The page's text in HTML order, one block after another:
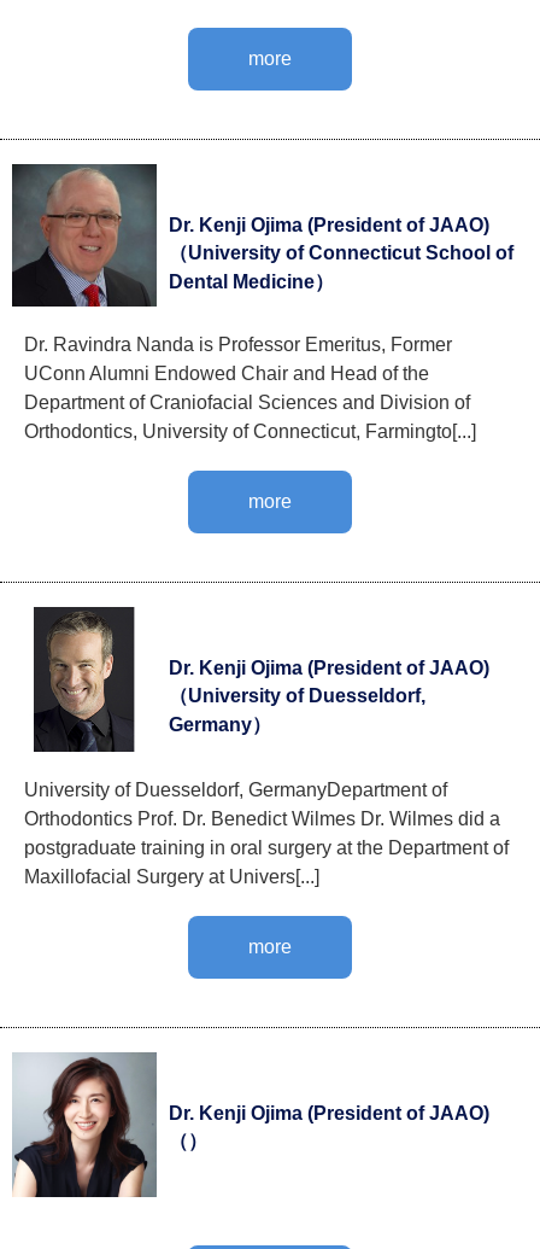
more
Dr. Kenji Ojima (President of JAAO)
（University of Connecticut School of
Dental Medicine）
Dr. Ravindra Nanda is Professor Emeritus, Former
UConn Alumni Endowed Chair and Head of the
Department of Craniofacial Sciences and Division of
Orthodontics, University of Connecticut, Farmingto[...]
more
Dr. Kenji Ojima (President of JAAO)
（University of Duesseldorf,
Germany）
University of Duesseldorf, GermanyDepartment of
Orthodontics Prof. Dr. Benedict Wilmes Dr. Wilmes did a
postgraduate training in oral surgery at the Department of
Maxillofacial Surgery at Univers[...]
more
Dr. Kenji Ojima (President of JAAO)
（）